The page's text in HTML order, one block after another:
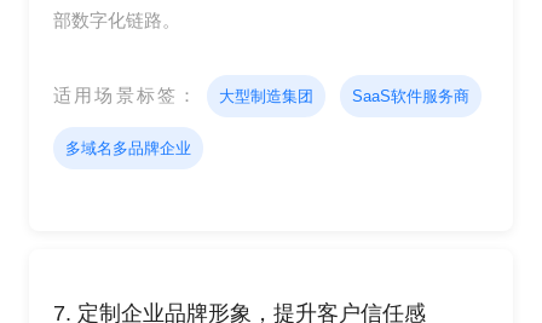
部数字化链路。
适用场景标签： 大型制造集团 SaaS软件服务商
多域名多品牌企业
7. 定制企业品牌形象，提升客户信任感